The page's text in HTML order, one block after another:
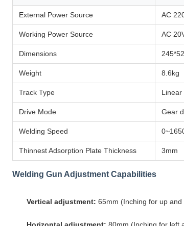
External Power Source AC
Working Power Source AC
Dimensions
Weight 8.6kg
Track Type Linear
Drive Mode Gear
Welding Speed
Thinnest Adsorption Plate Thickness 3mm
Welding Gun Adjustment Capabilities
Vertical adjustment: 65mm (Inching for up and